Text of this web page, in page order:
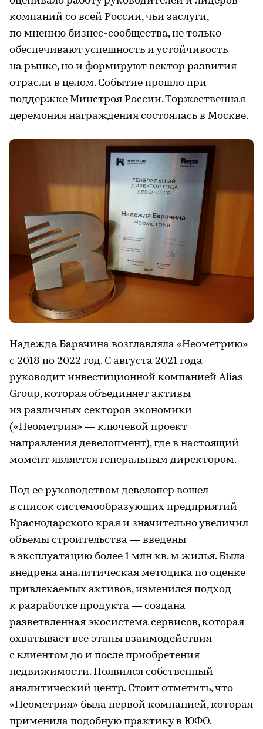
компаний со всей России, чьи заслуги,
по мнению бизнес-сообщества, не только
обеспечивают успешность и устойчивость
на рынке, но и формируют вектор развития
отрасли в целом. Событие прошло при
поддержке Минстроя России. Торжественная
церемония награждения состоялась в Москве.
Надежда Барачина возглавляла «Неометрию»
с 2018 по 2022 год. С августа 2021 года
руководит инвестиционной компанией Alias
Group, которая объединяет активы
из различных секторов экономики
(«Неометрия» — ключевой проект
направления девелопмент), где в настоящий
момент является генеральным директором.
Под ее руководством девелопер вошел
в список системообразующих предприятий
Краснодарского края и значительно увеличил
объемы строительства — введены
в эксплуатацию более 1 млн кв. м жилья. Была
внедрена аналитическая методика по оценке
привлекаемых активов, изменился подход
к разработке продукта — создана
разветвленная экосистема сервисов, которая
охватывает все этапы взаимодействия
с клиентом до и после приобретения
недвижимости. Появился собственный
аналитический центр. Стоит отметить, что
«Неометрия» была первой компанией, которая
применила подобную практику в ЮФО.